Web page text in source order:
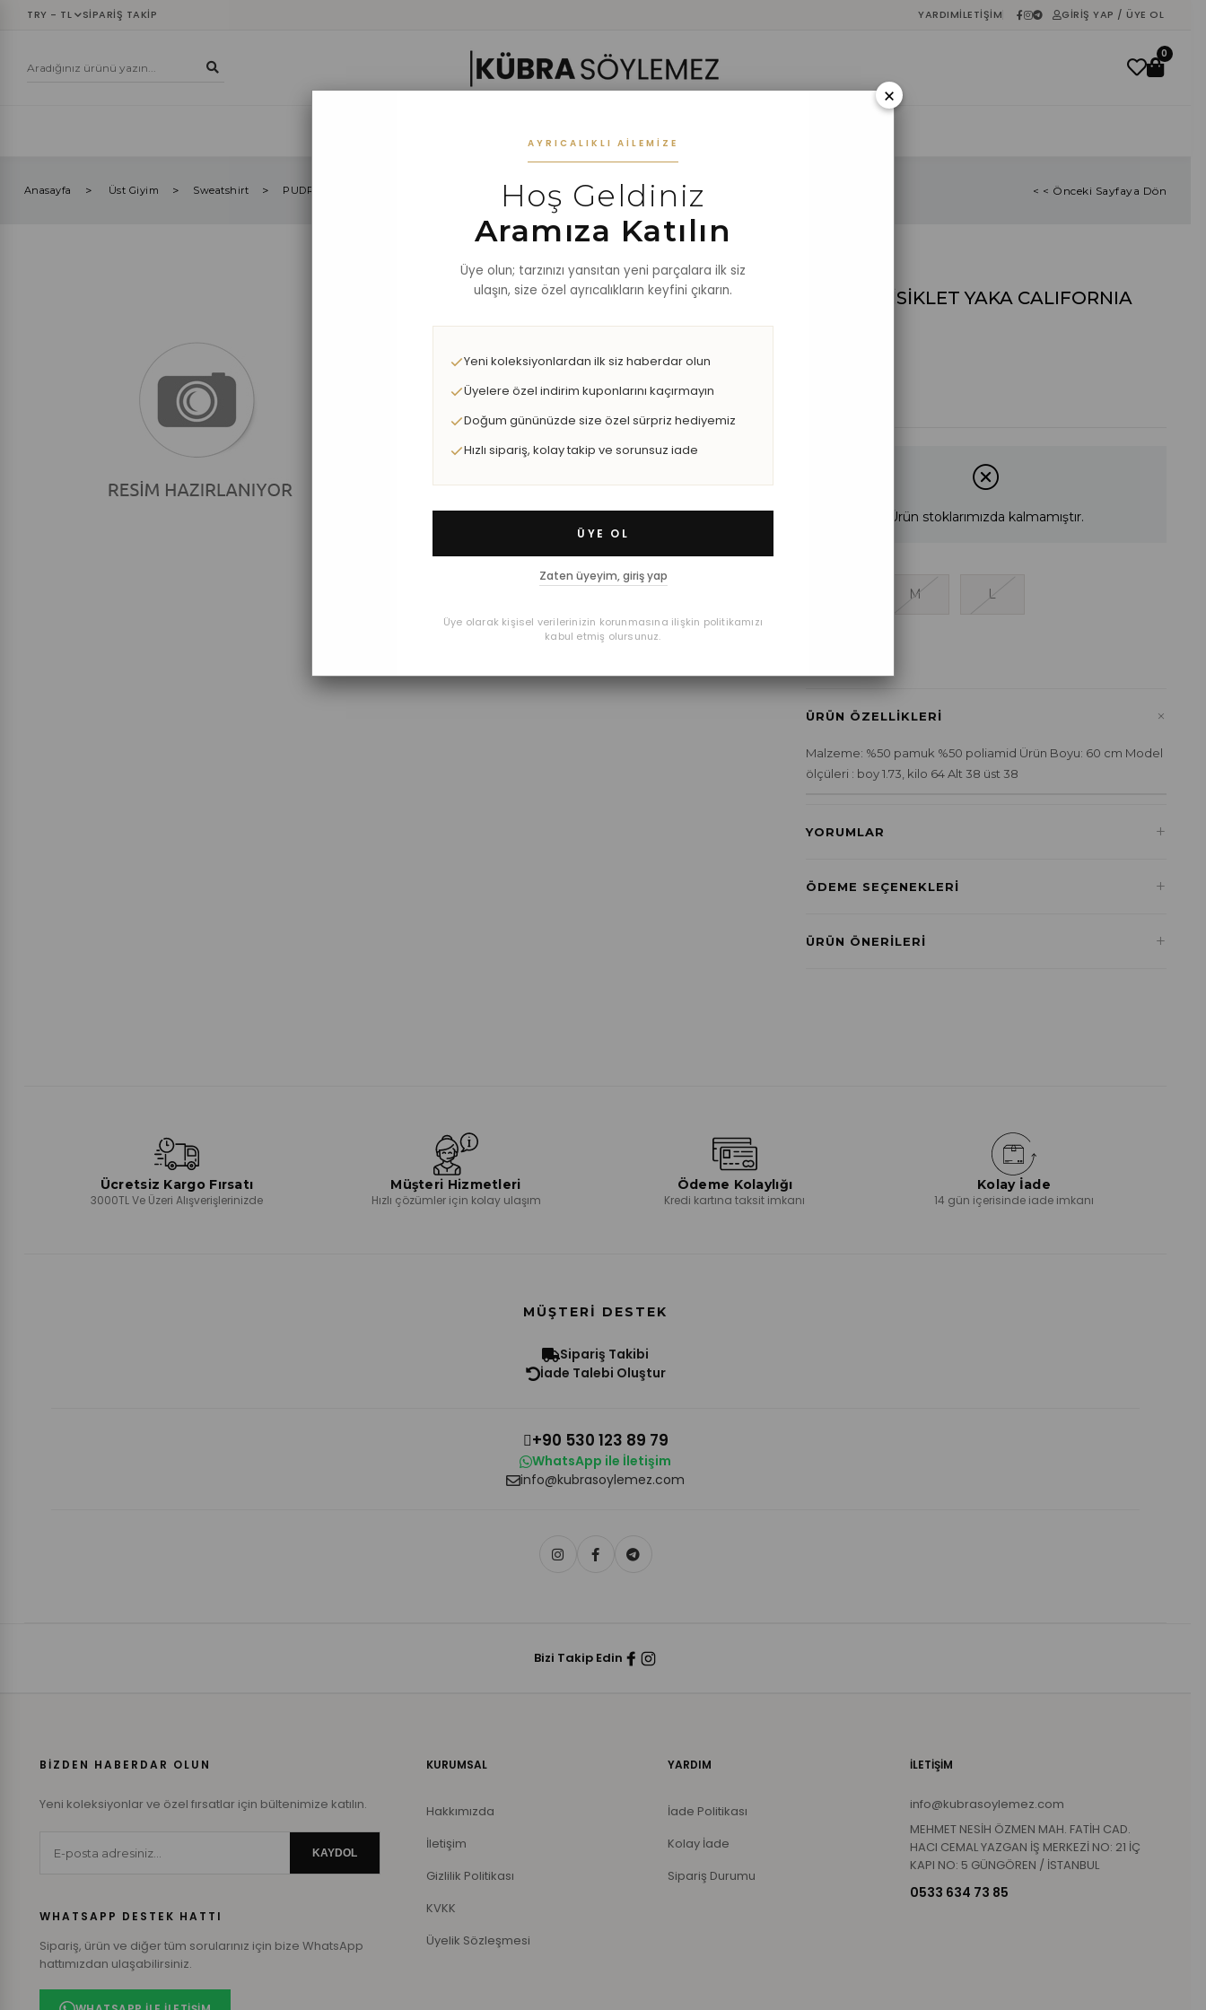
TRY - TL SIPARIŞ TAKIP YARDIMİLETIŞIM GIRIŞ YAP / ÜYE OL
0
Anasayfa Üst Giyim Sweatshirt PUDRA BİSİKLET YAKA CALIFORNIA SWEAT < < Önceki Sayfaya Dön
PUDRA BİSİKLET YAKA CALIFORNIA
Ürün stoklarımızda kalmamıştır.
M L
ÜRÜN ÖZELLIKLERI +
Malzeme: %50 pamuk %50 poliamid Ürün Boyu: 60 cm Model
ölçüleri : boy 1.73, kilo 64 Alt 38 üst 38
YORUMLAR +
ÖDEME SEÇENEKLERI +
Havale ile Ödeme
ÜRÜN ÖNERILERI +
Ücretsiz Kargo Fırsatı
3000TL Ve Üzeri Alışverişlerinizde
Müşteri Hizmetleri
Hızlı çözümler için kolay ulaşım
Ödeme Kolaylığı
Kredi kartına taksit imkanı
Kolay İade
14 gün içerisinde iade imkanı
MÜŞTERI DESTEK
Sipariş Takibi
İade Talebi Oluştur
+90 530 123 89 79
WhatsApp ile İletişim
info@kubrasoylemez.com
Bizi Takip Edin
BİZDEN HABERDAR OLUN
Yeni koleksiyonlar ve özel fırsatlar için bültenimize katılın.
KAYDOL
WHATSAPP DESTEK HATTI
Sipariş, ürün ve diğer tüm sorularınız için bize WhatsApp
hattımızdan ulaşabilirsiniz.
KURUMSAL
Hakkımızda
İletişim
Gizlilik Politikası
KVKK
Üyelik Sözleşmesi
YARDIM
İade Politikası
Kolay İade
Sipariş Durumu
İLETİŞİM
info@kubrasoylemez.com
MEHMET NESİH ÖZMEN MAH. FATİH CAD.
HACI CEMAL YAZGAN İŞ MERKEZİ NO: 21 İÇ
KAPI NO: 5 GÜNGÖREN / İSTANBUL
0533 634 73 85
×
AYRICALIKLI AILEMIZE
Hoş Geldiniz
Aramıza Katılın
Üye olun; tarzınızı yansıtan yeni parçalara ilk siz
ulaşın, size özel ayrıcalıkların keyfini çıkarın.
Yeni koleksiyonlardan ilk siz haberdar olun
Üyelere özel indirim kuponlarını kaçırmayın
Doğum gününüzde size özel sürpriz hediyemiz
Hızlı sipariş, kolay takip ve sorunsuz iade
ÜYE OL
Zaten üyeyim, giriş yap
Üye olarak kişisel verilerinizin korunmasına ilişkin politikamızı
kabul etmiş olursunuz.